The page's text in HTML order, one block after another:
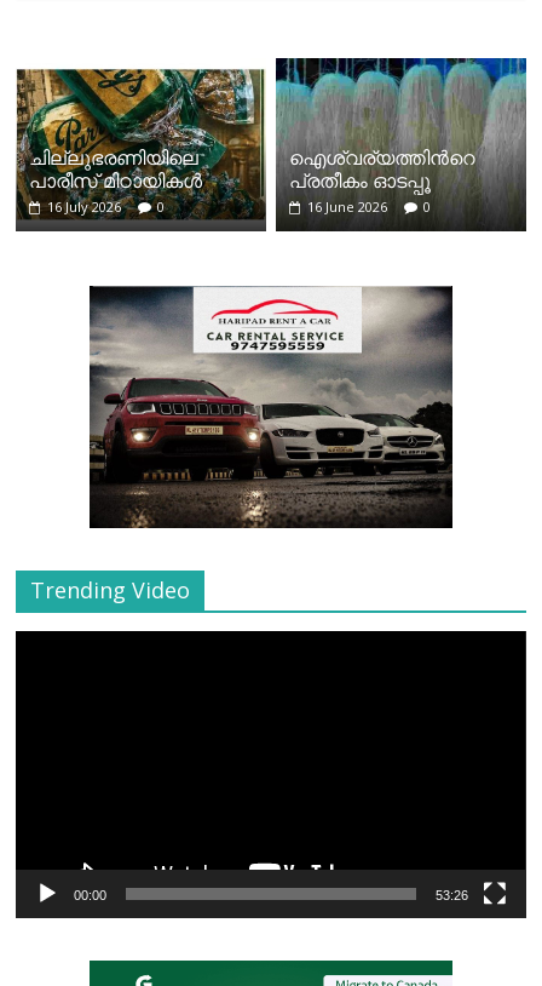
ചില്ലുഭരണിയിലെ
പാരീസ് മിഠായികള്‍
16 July 2026 0
ഐശ്വര്യത്തിന്‍റെ
പ്രതീകം ഓടപ്പൂ
16 June 2026 0
Trending Video
00:00 53:26